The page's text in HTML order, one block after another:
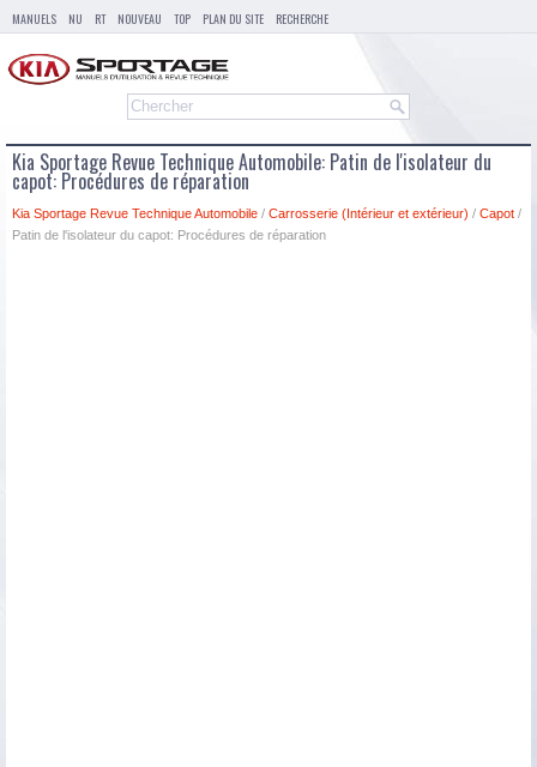
MANUELS NU RT NOUVEAU TOP PLAN DU SITE RECHERCHE
Kia Sportage Revue Technique Automobile: Patin de l'isolateur du
capot: Procédures de réparation
Kia Sportage Revue Technique Automobile / Carrosserie (Intérieur et extérieur) / Capot /
Patin de l'isolateur du capot: Procédures de réparation